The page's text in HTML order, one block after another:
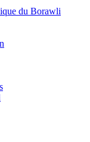
du Borawli